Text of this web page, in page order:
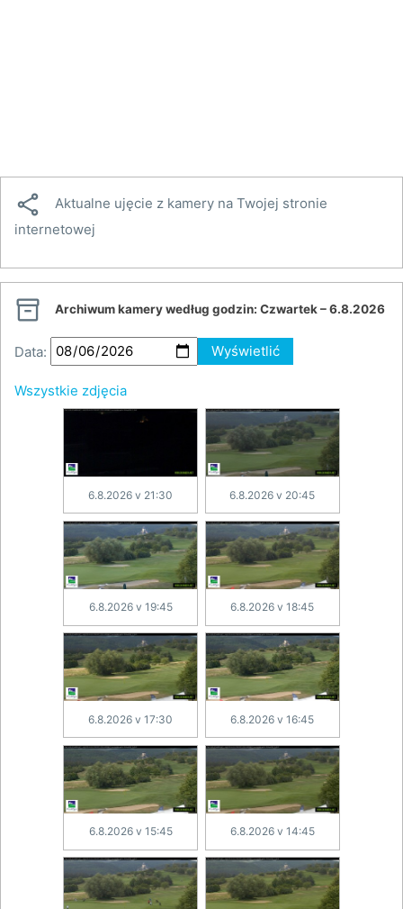

Aktualne ujęcie z kamery na Twojej stronie
internetowej
 Archiwum kamery według godzin: Czwartek – 6.8.2026
Data: Wyświetlić
Wszystkie zdjęcia
6.8.2026 v 21:30 6.8.2026 v 20:45
6.8.2026 v 19:45 6.8.2026 v 18:45
6.8.2026 v 17:30 6.8.2026 v 16:45
6.8.2026 v 15:45 6.8.2026 v 14:45